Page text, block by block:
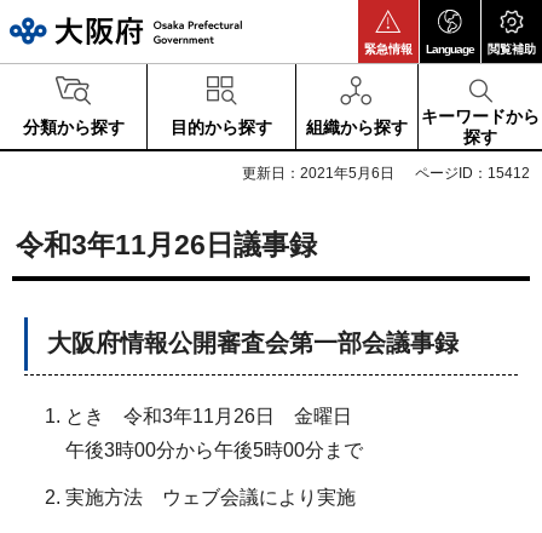
緊急情報 Language 閲覧補助
分類から探す 目的から探す 組織から探す
キーワードから
探す
更新日：2021年5月6日 ページID：15412
令和3年11月26日議事録
大阪府情報公開審査会第一部会議事録
とき 令和3年11月26日 金曜日
午後3時00分から午後5時00分まで
実施方法 ウェブ会議により実施